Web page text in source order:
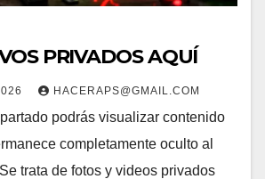
PRIVADOS AQUÍ
HACERAPS@GMAIL.COM
podrás visualizar contenido
completamente oculto al
trata de fotos y videos privados